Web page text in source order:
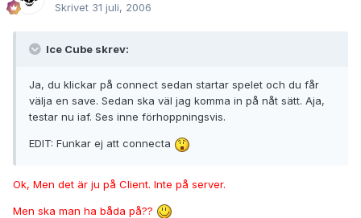
Skrivet 31 juli, 2006
Ice Cube skrev:
Ja, du klickar på connect sedan startar spelet och du får
välja en save. Sedan ska väl jag komma in på nåt sätt. Aja,
testar nu iaf. Ses inne förhoppningsvis.
EDIT: Funkar ej att connecta
Ok, Men det är ju på Client. Inte på server.
Men ska man ha båda på??